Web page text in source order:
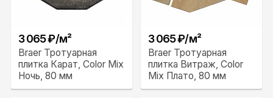
3 065 ₽/м²
Braer Тротуарная
плитка Карат, Color Mix
Ночь, 80 мм
3 065 ₽/м²
Braer Тротуарная
плитка Витраж, Color
Mix Плато, 80 мм